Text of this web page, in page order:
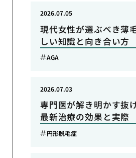
現代女性が選ぶべき薄
しい知識と向き合い方
2026.07.05
AGA
専門医が解き明かす抜
最新治療の効果と実際
2026.07.03
円形脱毛症